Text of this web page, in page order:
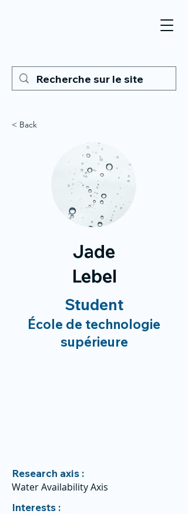
< Back
Jade
Lebel
Student
École de technologie
supérieure
Research axis :
Water Availability Axis
Interests :